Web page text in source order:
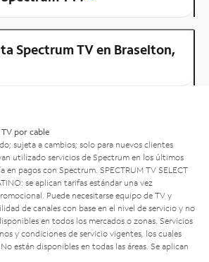
Spectrum TV en Braselton,
por cable
sujeta a cambios; solo para nuevos clientes
utilizado servicios de Spectrum en los últimos
en pagos con Spectrum. SPECTRUM TV SELECT
se aplican tarifas estándar una vez
Puede necesitarse equipo de TV y
de canales con base en el nivel de servicio y no
en todos los mercados o zonas. Servicios
y condiciones de servicio vigentes, los cuales
están disponibles en todas las áreas. Se aplican